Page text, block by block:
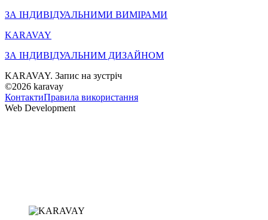
ЗА ІНДИВІДУАЛЬНИМИ ВИМІРАМИ
KARAVAY
ЗА ІНДИВІДУАЛЬНИМ ДИЗАЙНОМ
KARAVAY. Запис на зустріч
©2026 karavay
КонтактиПравила використання
Web Development